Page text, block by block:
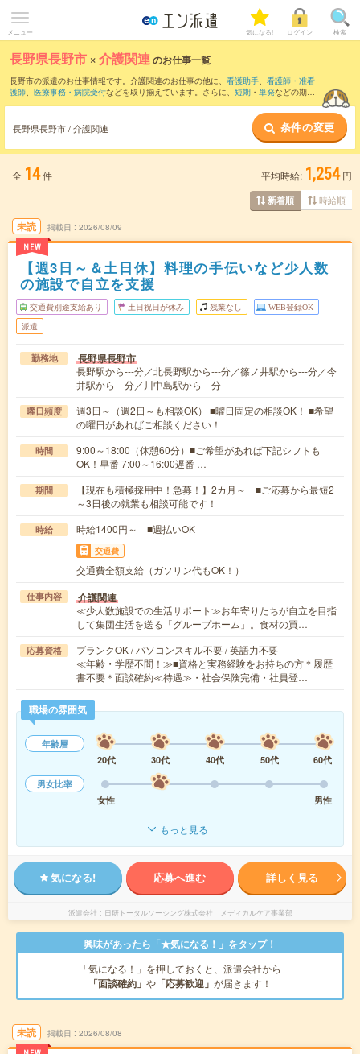
メニュー 気になる! ログイン 検索
長野県長野市 ×介護関連のお仕事一覧
長野市の派遣のお仕事情報です。介護関連のお仕事の他に、 看護助手、 看護師・准看
護師、 医療事務・病院受付などを取り揃えています。さらに、 短期 ・ 単発などの期間
長野県長野市 / 介護関連 条件の変更
全 14件 平均時給: 1,254 円
新着順 時給順
未読
NEW
掲載日 2026/08/09
【週3日～＆土日休】料理の手伝いなど少人数
の施設で自立を支援
交通費別途支給あり 土日祝日が休み 残業なし WEB登録OK
派遣
勤務地 長野県長野市
長野駅から---分／北長野駅から---分／篠ノ井駅から---分／今
井駅から---分／川中島駅から---分
曜日頻度
週3日～（週2日～も相談OK） ■曜日固定の相談OK！ ■希望
の曜日があればご相談ください！
時間
9:00～18:00（休憩60分）■ご希望があれば下記シフトも
OK！早番 7:00～16:00遅番 …
期間
【現在も積極採用中！急募！】2カ月～ ■ご応募から最短2
～3日後の就業も相談可能です！
時給 時給1400円～ ■週払いOK
交通費
交通費全額支給（ガソリン代もOK！）
仕事内容 介護関連
≪少人数施設での生活サポート≫お年寄りたちが自立を目指
して集団生活を送る「グループホーム」。食材の買…
応募資格
ブランクOK / パソコンスキル不要 / 英語力不要
≪年齢・学歴不問！≫■資格と実務経験をお持ちの方＊履歴
書不要＊面談確約≪待遇≫・社会保険完備・社員登…
職場の雰囲気
年齢層
20代
30代 40代 50代
60代
男女比率
女性
男性
もっと見る
気になる! 応募へ進む 詳しく見る
派遣会社 日研トータルソーシング株式会社 メディカルケア事業部
興味があったら「★気になる！」をタップ！
「気になる！」を押しておくと、派遣会社から
「面談確約」 や 「応募歓迎」 が届きます！
未読 掲載日 2026/08/08